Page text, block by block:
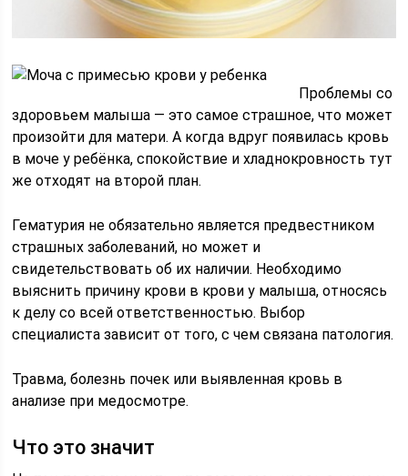
Проблемы со
здоровьем малыша — это самое страшное, что может
произойти для матери. А когда вдруг появилась кровь
в моче у ребёнка, спокойствие и хладнокровность тут
же отходят на второй план.
Гематурия не обязательно является предвестником
страшных заболеваний, но может и
свидетельствовать об их наличии. Необходимо
выяснить причину крови в крови у малыша, относясь
к делу со всей ответственностью. Выбор
специалиста зависит от того, с чем связана патология.
Травма, болезнь почек или выявленная кровь в
анализе при медосмотре.
Что это значит